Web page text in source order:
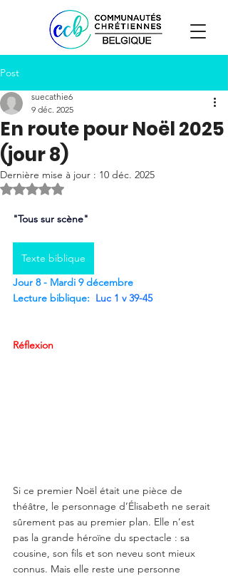
Post
En route pour Noël 2025
(jour 8)
suecathie6
9 déc. 2025
Dernière mise à jour : 10 déc. 2025
Noté NaN étoiles sur 5.
"Tous sur scène"
Texte biblique
Jour 8 - Mardi 9 décembre
Lecture biblique: Luc 1 v 39-45
Réflexion
Si ce premier Noël était une pièce de
théâtre, le personnage d’Élisabeth ne serait
sûrement pas au premier plan. Elle n’est
pas la grande héroïne du spectacle : sa
cousine, son fils et son neveu sont mieux
connus. Mais elle reste une personne